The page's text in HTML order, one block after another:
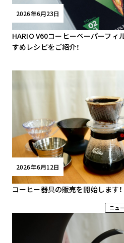
HARIO V60コーヒーペーパーフィ
すめレシピをご紹介！
2026年6月23日
コーヒー器具の販売を開始します！
2026年6月12日
ニュ